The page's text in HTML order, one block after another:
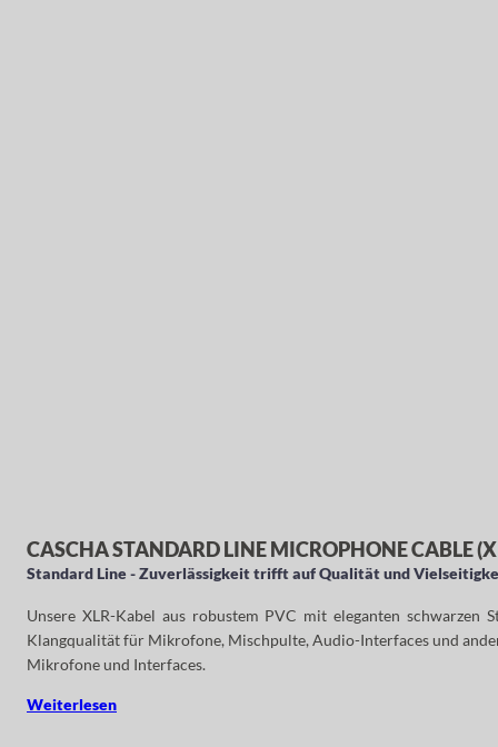
CASCHA STANDARD LINE MICROPHONE CABLE
Standard Line - Zuverlässigkeit trifft auf Qualität und
Unsere XLR-Kabel aus robustem PVC mit eleganten
Klangqualität für Mikrofone, Mischpulte, Audio-Interfaces und
Mikrofone und Interfaces.
Weiterlesen